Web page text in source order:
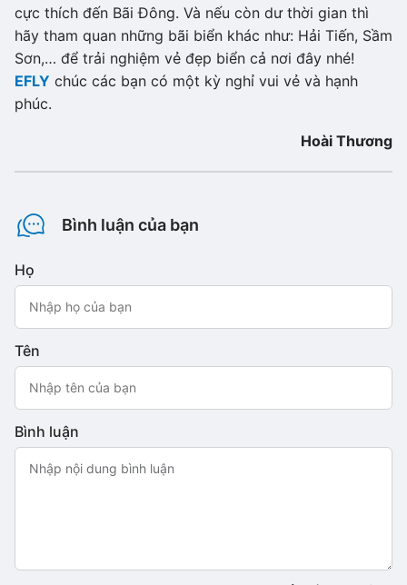
cực thích đến Bãi Đông. Và nếu còn dư thời gian thì
hãy tham quan những bãi biển khác như: Hải Tiến, Sầm
Sơn,… để trải nghiệm vẻ đẹp biển cả nơi đây nhé!
EFLY chúc các bạn có một kỳ nghỉ vui vẻ và hạnh
phúc.
Hoài Thương
Bình luận của bạn
Họ
Tên
Bình luận